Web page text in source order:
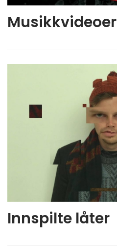
Musikkvideoer
Innspilte låter